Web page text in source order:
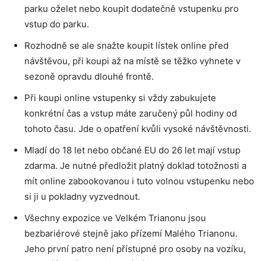
parku oželet nebo koupit dodatečně vstupenku pro
vstup do parku.
Rozhodně se ale snažte koupit lístek online před
návštěvou, při koupi až na místě se těžko vyhnete v
sezoně opravdu dlouhé frontě.
Při koupi online vstupenky si vždy zabukujete
konkrétní čas a vstup máte zaručený půl hodiny od
tohoto času. Jde o opatření kvůli vysoké návštěvnosti.
Mladí do 18 let nebo občané EU do 26 let mají vstup
zdarma. Je nutné předložit platný doklad totožnosti a
mít online zabookovanou i tuto volnou vstupenku nebo
si ji u pokladny vyzvednout.
Všechny expozice ve Velkém Trianonu jsou
bezbariérové stejně jako přízemí Malého Trianonu.
Jeho první patro není přístupné pro osoby na vozíku,